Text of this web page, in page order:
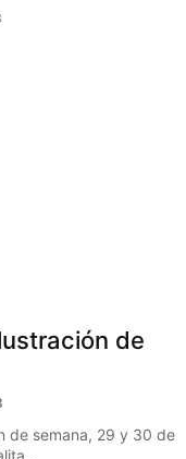
de
de semana, 29 y 30 de